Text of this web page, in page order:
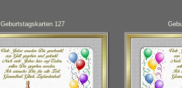
Geburtstagskarten 127